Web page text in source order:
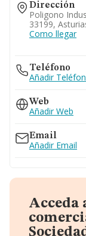
Dirección
Poligono
33199,
Como llegar
Teléfono
Añadir
Web
Añadir Web
Email
Añadir Email
Acceda